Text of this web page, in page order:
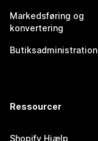
Markedsføring og
konvertering
Butiksadministration
Ressourcer
Shopify Hjælp